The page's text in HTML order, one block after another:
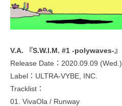
V.A. 『S.W.I.M. #1 -polywaves-』
Release Date：2020.09.09 (Wed.)
Label：ULTRA-VYBE, INC.
Tracklist：
01. VivaOla / Runway